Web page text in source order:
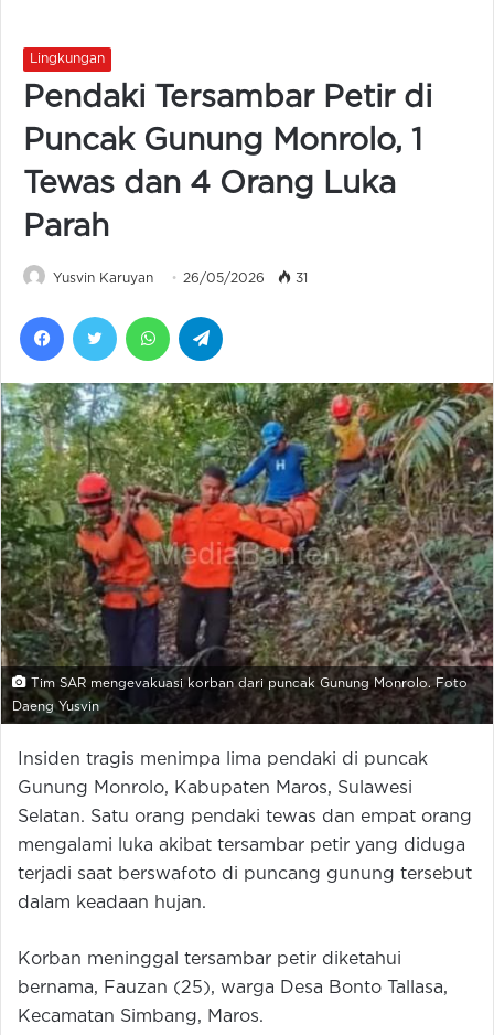
Lingkungan
Pendaki Tersambar Petir di
Puncak Gunung Monrolo, 1
Tewas dan 4 Orang Luka
Parah
Yusvin Karuyan 26/05/2026 31
FacebookTwitter WhatsApp
Tim SAR mengevakuasi korban dari puncak Gunung Monrolo. Foto
Daeng Yusvin
Insiden tragis menimpa lima pendaki di puncak
Gunung Monrolo, Kabupaten Maros, Sulawesi
Selatan. Satu orang pendaki tewas dan empat orang
mengalami luka akibat tersambar petir yang diduga
terjadi saat berswafoto di puncang gunung tersebut
dalam keadaan hujan.
Korban meninggal tersambar petir diketahui
bernama, Fauzan (25), warga Desa Bonto Tallasa,
Kecamatan Simbang, Maros.